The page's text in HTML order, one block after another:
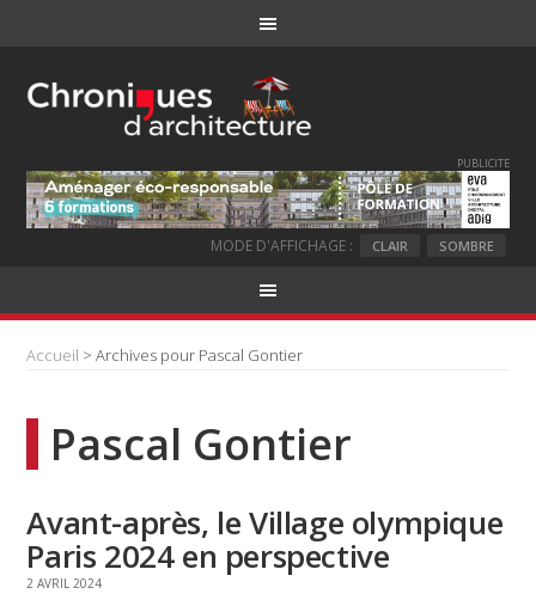
PUBLICITE
MODE D'AFFICHAGE : CLAIR SOMBRE
Accueil > Archives pour Pascal Gontier
Pascal Gontier
Avant-après, le Village olympique
Paris 2024 en perspective
2 AVRIL 2024